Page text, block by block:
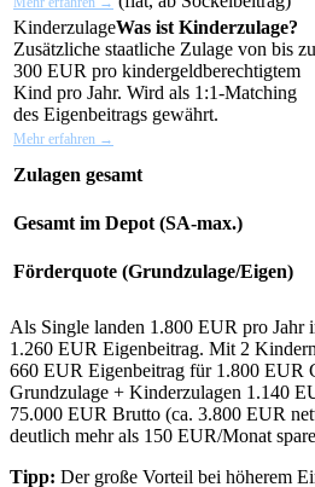
KinderzulageWas ist Kinderzulage?
Zusätzliche staatliche Zulage von bis zu
300 EUR pro kindergeldberechtigtem
Kind pro Jahr. Wird als 1:1-Matching
des Eigenbeitrags gewährt.
Mehr erfahren →
Zulagen gesamt
Gesamt im Depot (SA-max.)
Förderquote (Grundzulage/Eigen)
Als Single landen 1.800 EUR pro
1.260 EUR Eigenbeitrag. Mit 2
660 EUR Eigenbeitrag für 1.800 EUR
Grundzulage + Kinderzulagen 1.140
75.000 EUR Brutto (ca. 3.800 EUR
deutlich mehr als 150 EUR/Monat
Tipp: Der große Vorteil bei höherem